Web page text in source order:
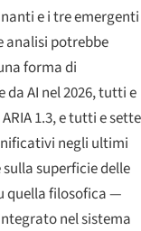
e i tre emergenti
analisi potrebbe
forma di
AI nel 2026, tutti e
1.3, e tutti e sette
negli ultimi
superficie delle
quella filosofica —
nel sistema